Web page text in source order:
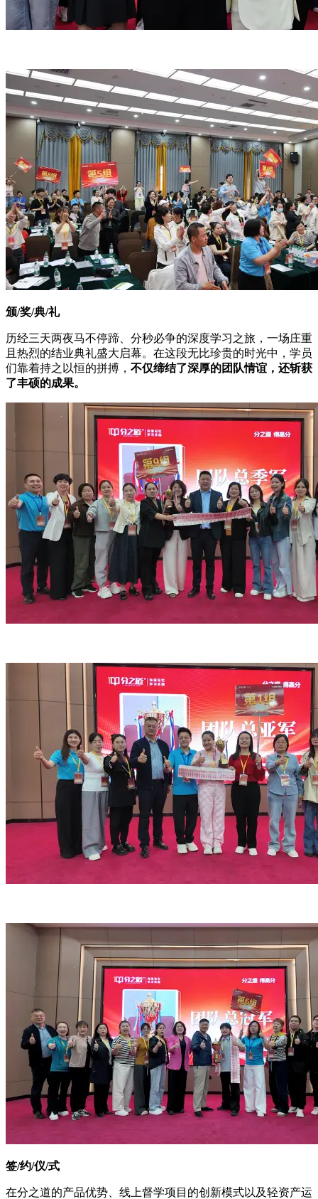
颁/奖/典/礼
历经三天两夜马不停蹄、分秒必争的深度学习之旅，一场庄重
且热烈的结业典礼盛大启幕。在这段无比珍贵的时光中，学员
们靠着持之以恒的拼搏， 不仅缔结了深厚的团队情谊，还斩获
了丰硕的成果。
签/约/仪/式
在分之道的产品优势、线上督学项目的创新模式以及轻资产运